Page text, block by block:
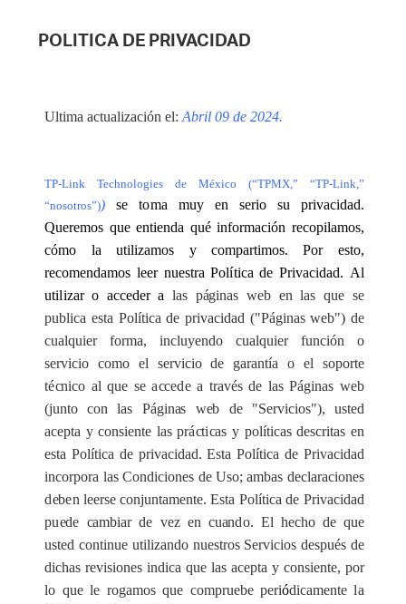
POLITICA DE PRIVACIDAD
Ultimaactualizaciónel:Abril 09 de 2024.
TP-Link Technologies de México (“TPMX,” “TP-Link,”
“nosotros”))se toma muy en serio su privacidad.
Queremos queentienda quéinformación recopilamos,
cómo la utilizamos y compartimos.Por esto,
recomendamos leer nuestra Política de Privacidad. Al
utilizar o acceder a las páginasweb en las que se
publica esta Política de privacidad ("Páginas web") de
cualquier forma, incluyendo cualquier función o
servicio como el servicio de garantía o el soporte
técnico al que seaccede a través de las Páginas web
(juntocon las Páginas web de "Servicios"), usted
acepta yconsiente las prácticas y políticas descritas en
esta Política de privacidad.Esta Política de Privacidad
incorpora lasCondiciones de Uso;ambas declaraciones
deben leerseconjuntamente. Esta Política de Privacidad
puede cambiar de vez en cuando. El hecho de que
ustedcontinue utilizando nuestros Servicios después de
dichasrevisiones indica que lasacepta y consiente, por
lo que le rogamos que compruebe periódicamentela